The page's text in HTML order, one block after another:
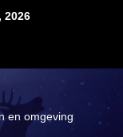
2026
en omgeving